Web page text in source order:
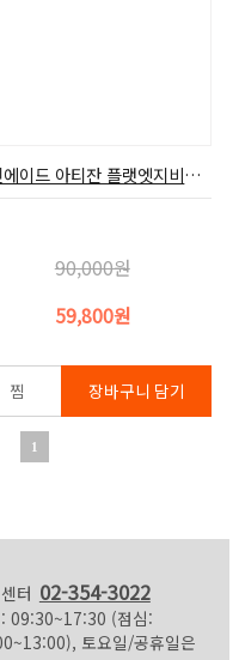
키친에이드 아티잔 플랫엣지비터(4.8L=5쿼터,악세사리)
90,000원
59,800원
1
터 02-354-3022
09:30~17:30 (점심:
토요일/공휴일은